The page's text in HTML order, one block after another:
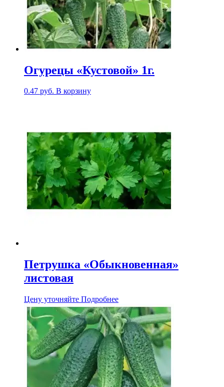
Огурецы «Кустовой» 1г.
0.47 руб. В корзину
Петрушка «Обыкновенная»
листовая
Цену уточняйте Подробнее